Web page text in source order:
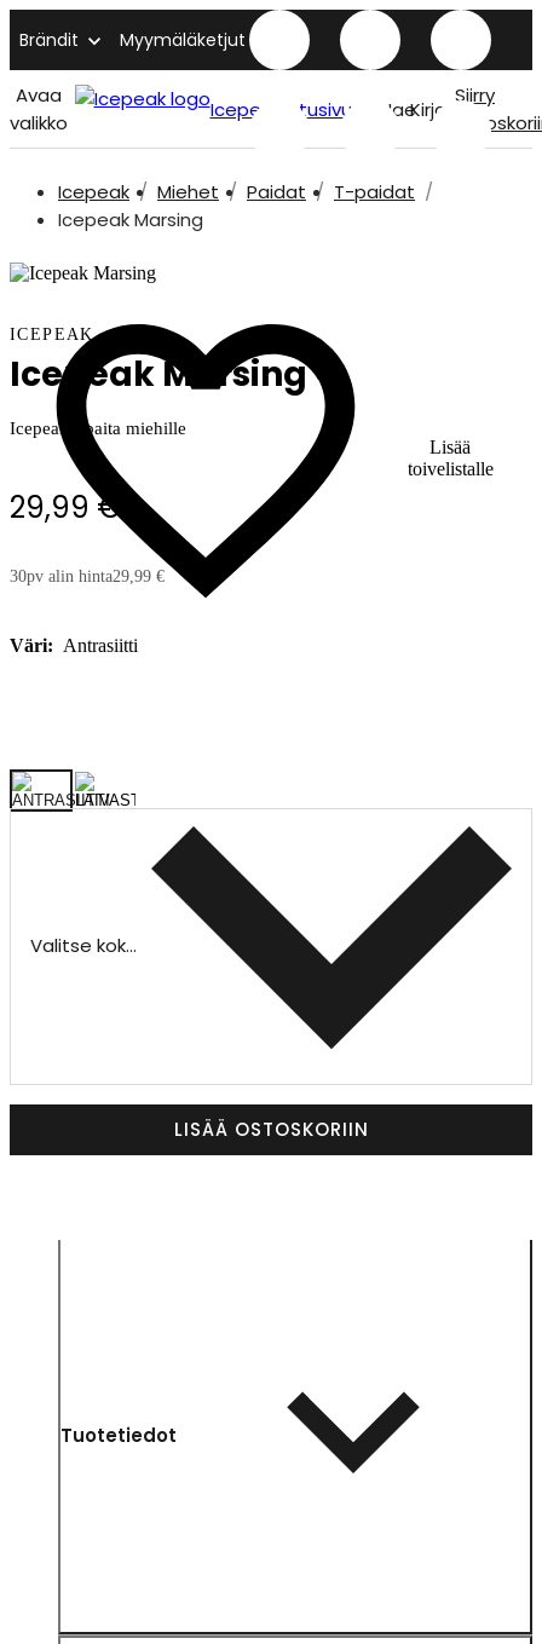
Brändit Myymäläketjut
Avaa
valikko
Icepeak etusivu HaeKirjaudu
Siirry
Icepeak Miehet Paidat
T-paidat
Icepeak Marsing
Lisää
toivelistalle
ICEPEAK
Icepeak Marsing
Icepeak t-paita miehille
29,99 €
30pv alin hinta29,99 €
Väri: Antrasiitti
Valitse koko
LISÄÄ OSTOSKORIIN
Tuotetiedot